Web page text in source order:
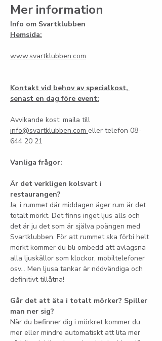
Mer information
Info om Svartklubben
Hemsida:
www.svartklubben.com
Kontakt vid behov av specialkost,
senast en dag före event:
Avvikande kost: maila till
info@svartklubben.com eller telefon 08-
644 20 21
Vanliga frågor:
Är det verkligen kolsvart i
restaurangen?
Ja, i rummet där middagen äger rum är det
totalt mörkt. Det finns inget ljus alls och
det är ju det som är själva poängen med
Svartklubben. För att rummet ska förbi helt
mörkt kommer du bli ombedd att avlägsna
alla ljuskällor som klockor, mobiltelefoner
osv… Men ljusa tankar är nödvändiga och
definitivt tillåtna!
Går det att äta i totalt mörker? Spiller
man ner sig?
När du befinner dig i mörkret kommer du
mer eller mindre automatiskt att lita mer